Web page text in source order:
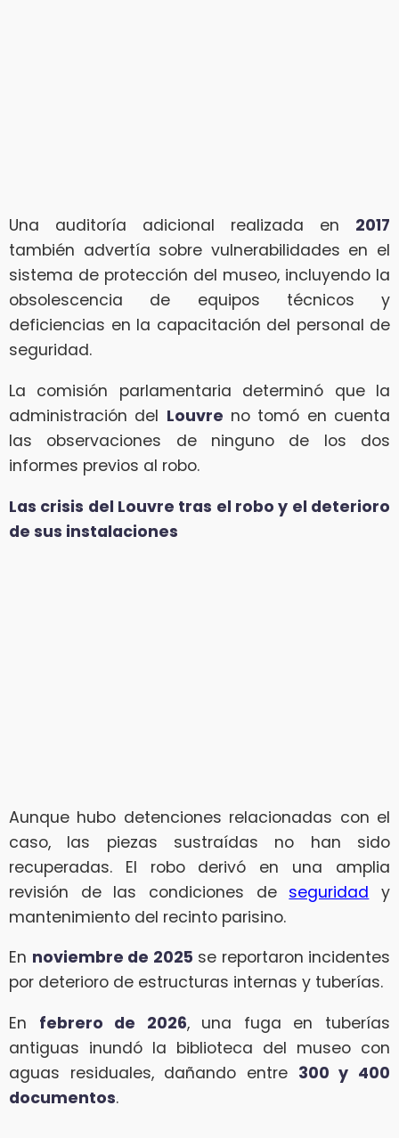
Una auditoría adicional realizada en 2017
también advertía sobre vulnerabilidades en el
sistema de protección del museo, incluyendo la
obsolescencia de equipos técnicos y
deficiencias en la capacitación del personal de
seguridad.
La comisión parlamentaria determinó que la
administración del Louvre no tomó en cuenta
las observaciones de ninguno de los dos
informes previos al robo.
Las crisis del Louvre tras el robo y el deterioro
de sus instalaciones
Aunque hubo detenciones relacionadas con el
caso, las piezas sustraídas no han sido
recuperadas. El robo derivó en una amplia
revisión de las condiciones de seguridad y
mantenimiento del recinto parisino.
En noviembre de 2025 se reportaron incidentes
por deterioro de estructuras internas y tuberías.
En febrero de 2026, una fuga en tuberías
antiguas inundó la biblioteca del museo con
aguas residuales, dañando entre 300 y 400
documentos.